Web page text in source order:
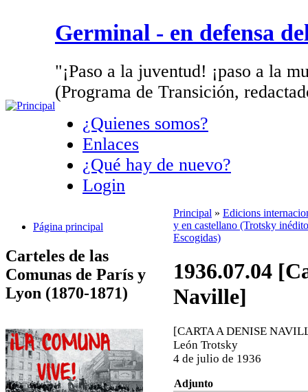
Germinal - en defensa
"¡Paso a la juventud! ¡paso a la
(Programa de Transición,
¿Quienes somos?
Enlaces
¿Qué hay de nuevo?
Login
Página principal
Carteles de las
Comunas de París y
Lyon (1870-1871)
Principal » Edicions
y en castellano (Trotsky
Escogidas)
1936.07.04
Naville]
[CARTA A DENISE
León Trotsky
4 de julio de 1936
Adjunto